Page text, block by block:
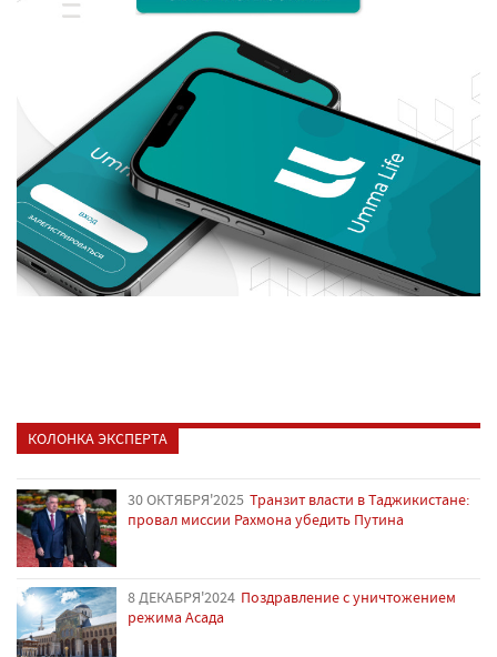
КОЛОНКА ЭКСПЕРТА
30 ОКТЯБРЯ'2025 Транзит власти в Таджикистане:
провал миссии Рахмона убедить Путина
8 ДЕКАБРЯ'2024 Поздравление с уничтожением
режима Асада